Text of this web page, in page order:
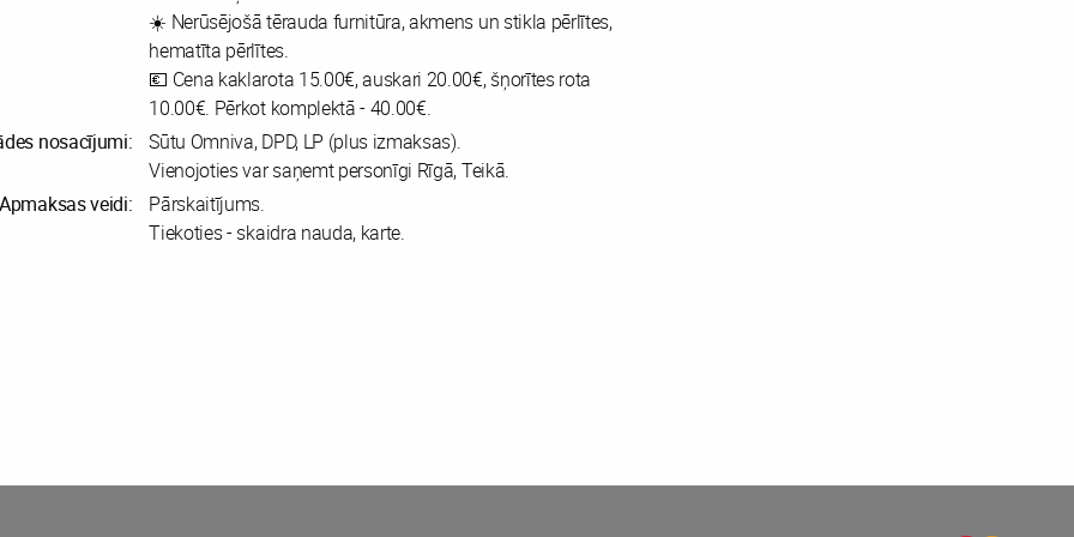
☀️ Nerūsējošā tērauda furnitūra, akmens un stikla pērlītes,
hematīta pērlītes.
💶 Cena kaklarota 15.00€, auskari 20.00€, šņorītes rota
10.00€. Pērkot komplektā - 40.00€.
nosacījumi:
Sūtu Omniva, DPD, LP (plus izmaksas).
Vienojoties var saņemt personīgi Rīgā, Teikā.
Apmaksas veidi:
Pārskaitījums.
Tiekoties - skaidra nauda, karte.